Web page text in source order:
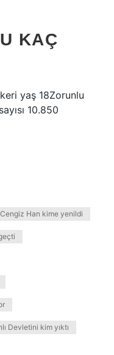
KAÇ
yaş 18Zorunlu
10.850
Cengiz Han kime yenildi
Devletini kim yıktı